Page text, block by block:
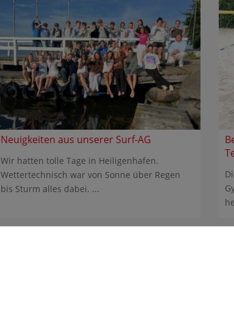
Neuigkeiten aus unserer Surf-AG
Wir hatten tolle Tage in Heiligenhafen.
Wettertechnisch war von Sonne über Regen
bis Sturm alles dabei. ...